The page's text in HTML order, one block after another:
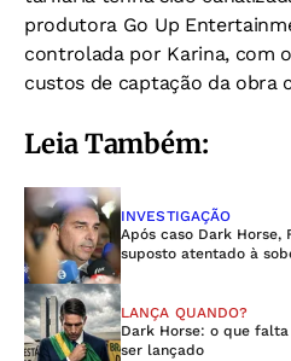
produtora Go Up
controlada por Karina, com
custos de captação da obra
Leia Também:
INVESTIGAÇÃO
Após caso Dark Horse,
suposto atentado à
LANÇA QUANDO?
Dark Horse: o que
ser lançado